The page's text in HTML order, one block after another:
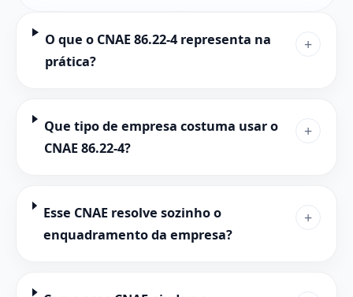
O que o CNAE 86.22-4 representa na
prática?
+
Que tipo de empresa costuma usar o
CNAE 86.22-4?
+
Esse CNAE resolve sozinho o
enquadramento da empresa?
+